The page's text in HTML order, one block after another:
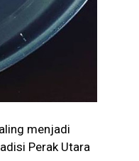
menjadi
Perak Utara